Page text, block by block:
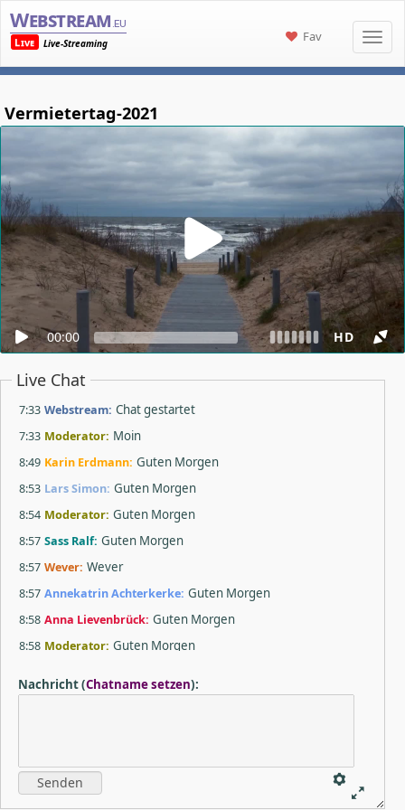
Webstream .eu
Live
Live-Streaming Fav
Vermietertag-2021
00:00 HD
Live Chat
7:33 Webstream: Chat gestartet
7:33 Moderator: Moin
8:49 Karin Erdmann: Guten Morgen
8:53 Lars Simon: Guten Morgen
8:54 Moderator: Guten Morgen
8:57 Sass Ralf: Guten Morgen
8:57 Wever: Wever
8:57 Annekatrin Achterkerke: Guten Morgen
8:58 Anna Lievenbrück: Guten Morgen
8:58 Moderator: Guten Morgen
9:00 Nina Bonge: Moin
noch kein Video sehen und hören, bitte einmal den Browser
aktualisieren. Wir starten in 2 Minuten
Nachricht(Chatname setzen):